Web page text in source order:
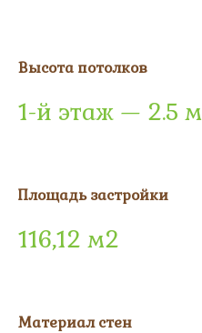
Высота потолков
1-й этаж — 2.5 м
Площадь застройки
116,12 м2
Материал стен